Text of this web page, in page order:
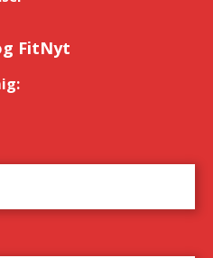
FitNyt